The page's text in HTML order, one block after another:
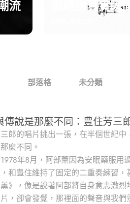
流
個絕對真實瞬
部落格 未分類
傳說是那麼不同：豊住芳三
郎的唱片挑出一張，在半個世紀
麼不同。
年8月，阿部薰因為安眠藥服用
和豊住維持了固定的二重奏練習
》，像是說著阿部將自身意志激
，卻會發覺，那裡面的聲音與我